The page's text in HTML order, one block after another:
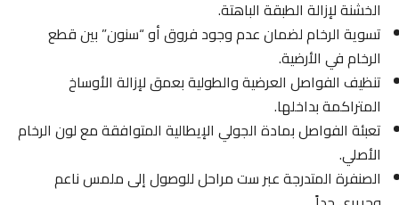
الخشنة لإزالة الطبقة الباهتة.
تسوية الرخام لضمان عدم وجود فروق أو “سنون” بين قطع
الرخام في الأرضية.
تنظيف الفواصل العرضية والطولية بعمق لإزالة الأوساخ
المتراكمة بداخلها.
تعبئة الفواصل بمادة الجولي الإيطالية المتوافقة مع لون الرخام
الأصلي.
الصنفرة المتدرجة عبر ست مراحل للوصول إلى ملمس ناعم